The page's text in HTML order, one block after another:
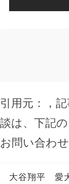
引用元：
，
談は、下記
お問い合わ
大谷翔平 愛